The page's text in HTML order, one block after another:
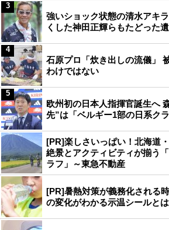
強いショック状態の清水アキ
くした神田正輝らもたどった
3
石原プロ「炊き出しの流儀」
わけではない
4
欧州初の日本人指揮官誕生へ
先”は「ベルギー1部の日系ク
5
[PR]楽しさいっぱい！北海道
絶景とアクティビティが揃う
ラフ」～東急不動産
[PR]暑熱対策が義務化される
の変化がわかる示温シールと